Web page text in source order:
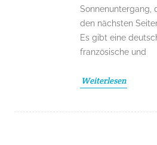
Sonnenuntergang,
den nächsten
Es gibt eine
französische und
Weiterlesen